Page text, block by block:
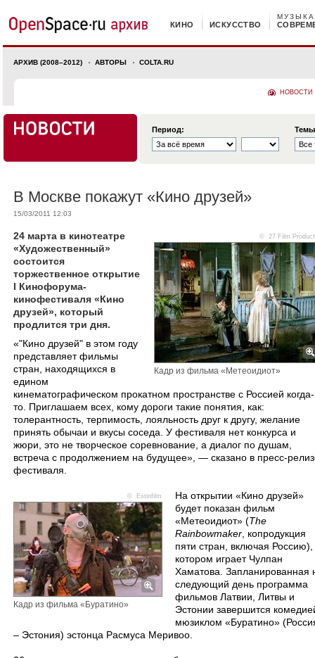
КИНО ИСКУССТВО
МУЗЫКА
АРХИВ (2008–2012) АВТОРЫ COLTA.RU
НОВОСТИ
Период:
В Москве покажут «Кино друзей»
15/03/2011 12:03
© 27 Film
Кадр из фильма «Метеоидиот»
24 марта в кинотеатре
«Художественный»
состоится
торжественное открытие
I Кинофорума-
кинофестиваля «Кино
друзей», который
продлится три дня.
​«"Кино друзей" в этом году
представляет фильмы
стран, находящихся в
едином
кинематографическом прокатном пространстве с Россией когда-
то. Приглашаем всех, кому дороги такие понятия, как:
толерантность, терпимость, лояльность друг к другу, желание
принять обычаи и вкусы соседа. У фестиваля нет конкурса и
жюри, это не творческое соревнование, а диалог по душам,
встреча с продолжением на будущее», — сказано в пресс-
фестиваля.
© Estinfilm
Кадр из фильма «Буратино»
На открытии «Кино друзей»
будет показан фильм
«Метеоидиот» (The
Rainbowmaker , копродукция
пяти стран, включая Россию),
котором играет Чулпан
Хаматова. Запланированная
следующий день программа
фильмов Латвии, Литвы и
Эстонии завершится
мюзиклом «Буратино»
– Эстония) эстонца Расмуса Меривоо.